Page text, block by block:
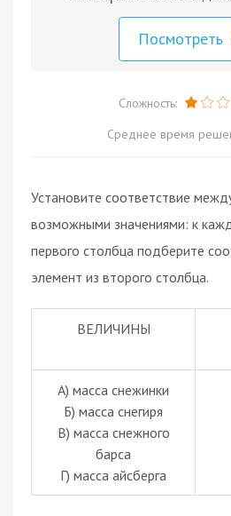
Посмотреть
Сложность:
Среднее время
Установите соответствие
возможными значениями: к
первого столбца подберите
элемент из второго столбца.
ВЕЛИЧИНЫ
А) масса снежинки
Б) масса снегиря
В) масса снежного
барса
Г) масса айсберга